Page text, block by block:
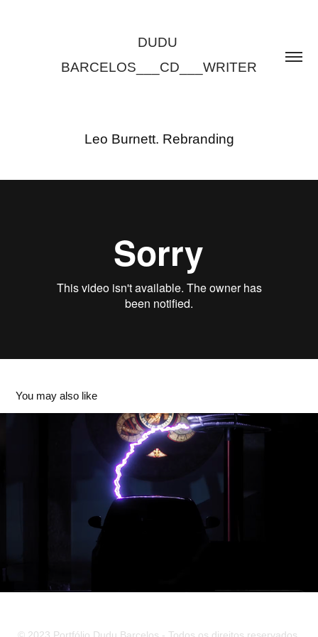
DUDU
BARCELOS___CD___WRITER
Leo Burnett. Rebranding
You may also like
fiat500 elétrico